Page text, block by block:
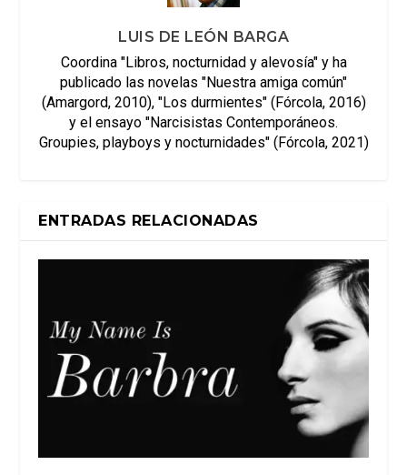
LUIS DE LEÓN BARGA
Coordina "Libros, nocturnidad y alevosía" y ha
publicado las novelas "Nuestra amiga común"
(Amargord, 2010), "Los durmientes" (Fórcola, 2016)
y el ensayo "Narcisistas Contemporáneos.
Groupies, playboys y nocturnidades" (Fórcola, 2021)
ENTRADAS RELACIONADAS